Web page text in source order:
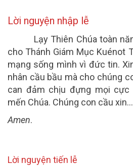
Lời nguyện nhập lễ
Lạy Thiên Chúa toàn
cho Thánh Giám Mục Kuénot
mạng sống mình vì đức tin.
nhân cầu bầu mà cho chúng
can đảm chịu đựng mọi cực
mến Chúa. Chúng con cầu xin…
Amen.
Lời nguyện tiến lễ